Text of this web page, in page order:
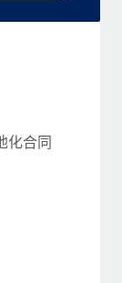
化合同